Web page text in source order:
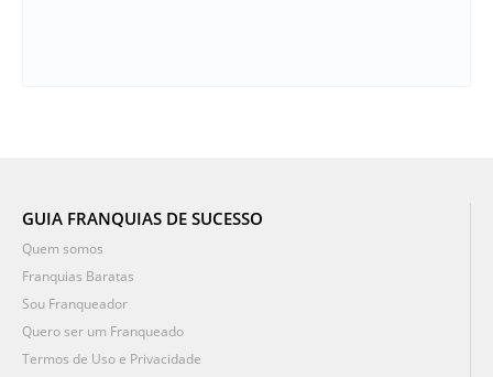
GUIA FRANQUIAS DE SUCESSO
Quem somos
Franquias Baratas
Sou Franqueador
Quero ser um Franqueado
Termos de Uso e Privacidade